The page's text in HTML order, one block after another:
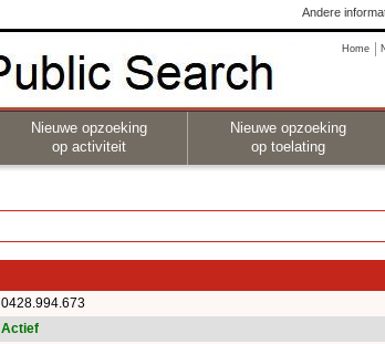
Andere
Home
Nieuwe opzoeking
op activiteit
Nieuwe opzoeking
op toelating
0428.994.673
Actief